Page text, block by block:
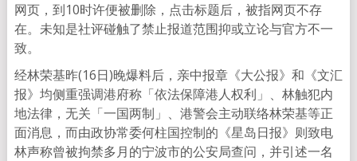
网页，到10时许便被删除，点击标题后，被指网页不存
在。未知是社评碰触了禁止报道范围抑或立论与官方不一
致。
经林荣基昨(16日)晚爆料后，亲中报章《大公报》和《文汇
报》均侧重强调港府称「依法保障港人权利」、林触犯内
地法律，无关「一国两制」、港警会主动联络林荣基等正
面消息，而由政协常委何柱国控制的《星岛日报》则致电
林声称曾被拘禁多月的宁波市的公安局查问，并引述一名